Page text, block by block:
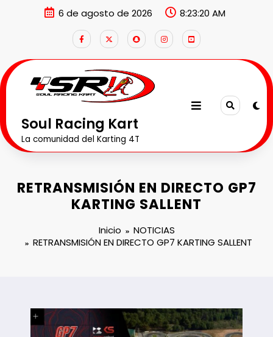
6 de agosto de 2026 8:23:21 AM
Soul Racing Kart
La comunidad del Karting 4T
RETRANSMISIÓN EN DIRECTO GP7
KARTING SALLENT
Inicio
NOTICIAS
RETRANSMISIÓN EN DIRECTO GP7 KARTING SALLENT